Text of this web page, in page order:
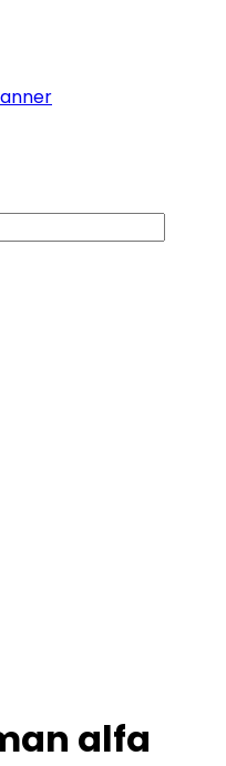
alfa